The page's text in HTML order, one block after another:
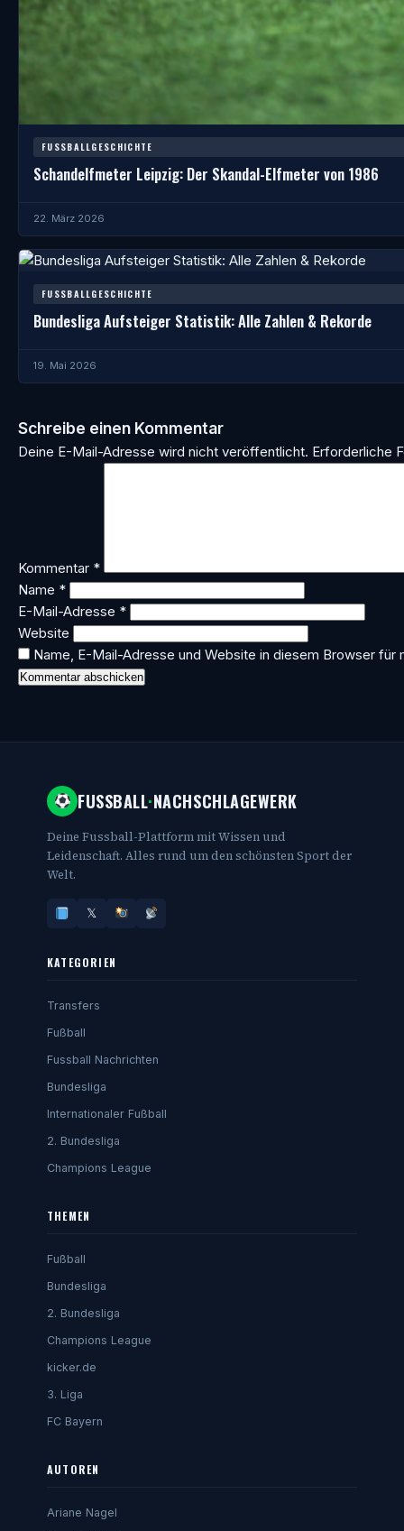
FUSSBALLGESCHICHTE
Schandelfmeter Leipzig: Der Skandal-Elfmeter von 1986
22. März 2026
FUSSBALLGESCHICHTE
Bundesliga Aufsteiger Statistik: Alle Zahlen & Rekorde
19. Mai 2026
Schreibe einen Kommentar
Deine E-Mail-Adresse wird nicht veröffentlicht. Erforderliche
Kommentar *
Name *
E-Mail-Adresse *
Website
Name, E-Mail-Adresse und Website in diesem Browser für
FUSSBALL·NACHSCHLAGEWERK
Deine Fussball-Plattform mit Wissen und
Leidenschaft. Alles rund um den schönsten Sport der
Welt.
𝕏
KATEGORIEN
Transfers
Fußball
Fussball Nachrichten
Bundesliga
Internationaler Fußball
2. Bundesliga
Champions League
THEMEN
Fußball
Bundesliga
2. Bundesliga
Champions League
kicker.de
3. Liga
FC Bayern
AUTOREN
Ariane Nagel